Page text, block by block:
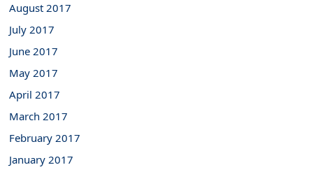
August 2017
July 2017
June 2017
May 2017
April 2017
March 2017
February 2017
January 2017